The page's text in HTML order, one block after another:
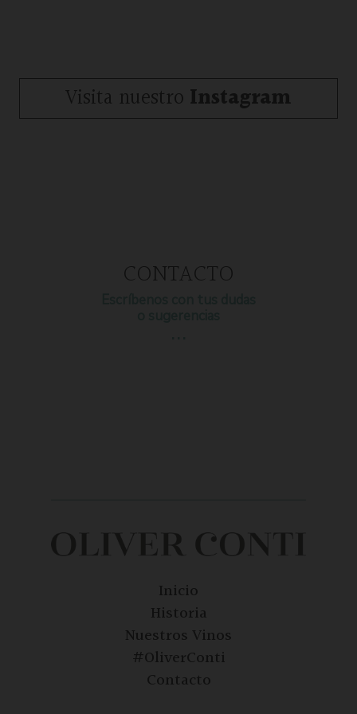
Visita nuestro Instagram
CONTACTO
Inicio
Historia
Nuestros Vinos
#OliverConti
Contacto